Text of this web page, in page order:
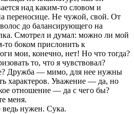
над каким-то словом и
переносице. Не чужой, свой. От
до балансирующего на
Смотрел и думал: можно ли мой
то боком прислонить к
мои, конечно, нет! Но что тогда?
то, что я чувствовал?
Дружба — мимо, для нее нужны
характеров. Уважение — да, но
отношение — да с чего бы?
меня.
нужен. Сука.